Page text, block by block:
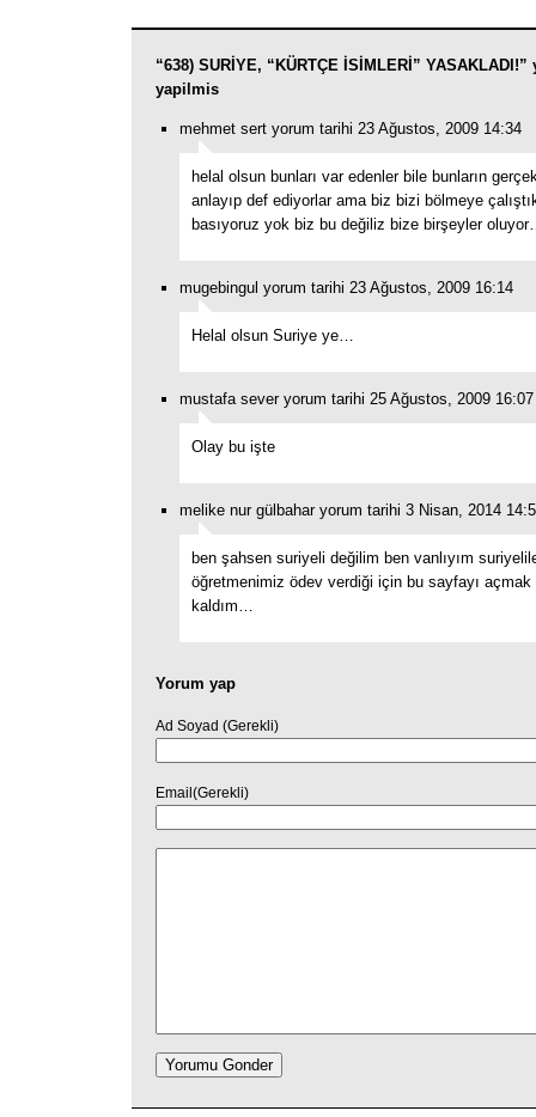
“638) SURİYE, “KÜRTÇE İSİMLERİ”
yapilmis
mehmet sert yorum tarihi 23 Ağustos, 2009 14:34
helal olsun bunları var edenler bile bunların
anlayıp def ediyorlar ama biz bizi bölmeye
basıyoruz yok biz bu değiliz bize birşeyler
mugebingul yorum tarihi 23 Ağustos, 2009 16:14
Helal olsun Suriye ye…
mustafa sever yorum tarihi 25 Ağustos, 2009 16:07
Olay bu işte
melike nur gülbahar yorum tarihi 3 Nisan, 2014
ben şahsen suriyeli değilim ben vanlıyım
öğretmenimiz ödev verdiği için bu sayfayı açmak
kaldım…
Yorum yap
Ad Soyad (Gerekli)
Email(Gerekli)